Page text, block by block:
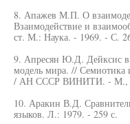
8. Апажев М.П. О
Взаимодействие и
ст. М.: Наука. - 1969. - С.
9. Апресян Ю.Д. Дейксис в
модель мира. //
/ АН СССР ВИНИТИ. - М.,
10. Аракин В.Д.
языков. Л.: 1979. - 259 с.